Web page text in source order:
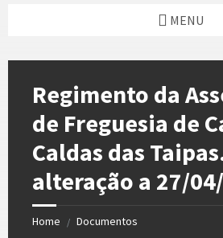
MENU
Regimento da
de Freguesia de
Caldas das
alteração a 27/
Home / Documentos